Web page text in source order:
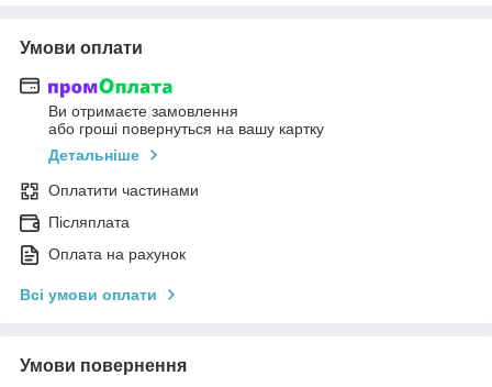
Умови оплати
Ви отримаєте замовлення
або гроші повернуться на вашу картку
Детальніше
Оплатити частинами
Післяплата
Оплата на рахунок
Всі умови оплати
Умови повернення